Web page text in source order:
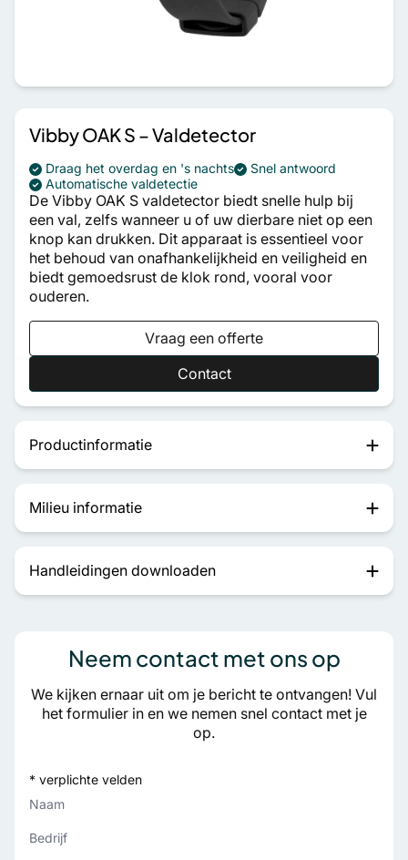
Vibby OAK S – Valdetector
Draag het overdag en 's nachts
Snel antwoord
Automatische valdetectie
De Vibby OAK S valdetector biedt snelle hulp bij
een val, zelfs wanneer u of uw dierbare niet op een
knop kan drukken. Dit apparaat is essentieel voor
het behoud van onafhankelijkheid en veiligheid en
biedt gemoedsrust de klok rond, vooral voor
ouderen.
Vraag een offerte
Contact
Productinformatie
Milieu informatie
Handleidingen downloaden
Neem contact met ons op
We kijken ernaar uit om je bericht te ontvangen! Vul
het formulier in en we nemen snel contact met je
op.
* verplichte velden
Naam
Bedrijf